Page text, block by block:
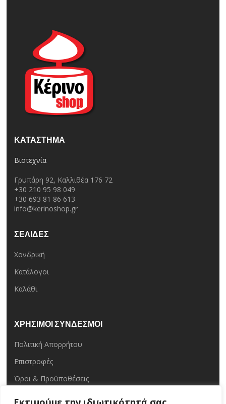
ΚΑΤΆΣΤΗΜΑ
Βιοτεχνία
Γρυπάρη 92, Καλλιθέα 176 72
+30 210 95 98 049
+30 693 81 86 613
info@kerinoshop.gr
ΣΕΛΙΔΕΣ
Χονδρική
Κατάλογοι
Καλάθι
ΧΡΗΣΙΜΟΙ ΣΥΝΔΕΣΜΟΙ
Πολιτική Απορρήτου
Επιστροφές
Όροι & Προϋποθέσεις